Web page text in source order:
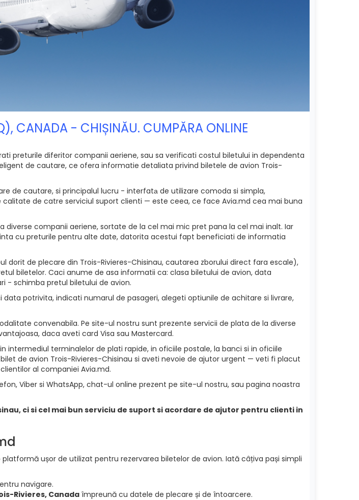
CANADA - CHIȘINĂU. CUMPĂRA ONLINE
preturile diferitor companii aeriene, sau sa verificati costul biletului in dependenta
de cautare, ce ofera informatie detaliata privind biletele de avion Trois-
de cautare, si principalul lucru - interfatа de utilizare comoda si simpla,
de catre serviciul suport clienti — este ceea, ce face Avia.md cea mai buna
companii aeriene, sortate de la cel mai mic pret pana la cel mai inalt. Iar
cu preturile pentru alte date, datorita acestui fapt beneficiati de informatia
de plecare din Trois-Rivieres-Chisinau, cautarea zborului direct fara escale),
biletelor. Caci anume de asa informatii ca: clasa biletului de avion, data
- schimba pretul biletului de avion.
potrivita, indicati numarul de pasageri, alegeti optiunile de achitare si livrare,
convenabila. Pe site-ul nostru sunt prezente servicii de plata de la diverse
daca aveti card Visa sau Mastercard.
intermediul terminalelor de plati rapide, in oficiile postale, la banci si in oficiile
de avion Trois-Rivieres-Chisinau si aveti nevoie de ajutor urgent — veti fi placut
al companiei Avia.md.
Viber si WhatsApp, chat-ul online prezent pe site-ul nostru, sau pagina noastra
ci si cel mai bun serviciu de suport si acordare de ajutor pentru clienti in
ușor de utilizat pentru rezervarea biletelor de avion. Iată câțiva pași simpli
navigare.
Rivieres, Canada împreună cu datele de plecare și de întoarcere.